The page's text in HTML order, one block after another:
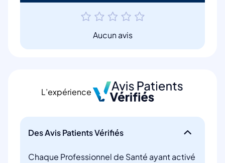
Aucun avis
L’expérience
Des Avis Patients Vérifiés
Chaque Professionnel de Santé ayant activé